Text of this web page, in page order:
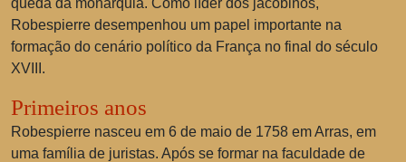
queda da monarquia. Como líder dos jacobinos,
Robespierre desempenhou um papel importante na
formação do cenário político da França no final do século
XVIII.
Primeiros anos
Robespierre nasceu em 6 de maio de 1758 em Arras, em
uma família de juristas. Após se formar na faculdade de